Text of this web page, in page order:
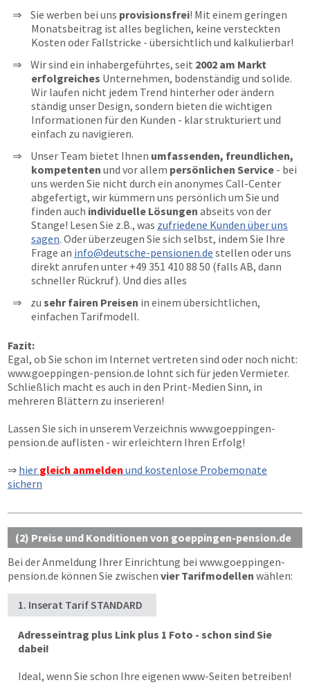
Sie werben bei uns provisionsfrei! Mit einem geringen
Monatsbeitrag ist alles beglichen, keine versteckten
Kosten oder Fallstricke - übersichtlich und kalkulierbar!
Wir sind ein inhabergeführtes, seit 2002 am Markt
erfolgreiches Unternehmen, bodenständig und solide.
Wir laufen nicht jedem Trend hinterher oder ändern
ständig unser Design, sondern bieten die wichtigen
Informationen für den Kunden - klar strukturiert und
einfach zu navigieren.
Unser Team bietet Ihnen umfassenden, freundlichen,
kompetenten und vor allem persönlichen Service - bei
uns werden Sie nicht durch ein anonymes Call-Center
abgefertigt, wir kümmern uns persönlich um Sie und
finden auch individuelle Lösungen abseits von der
Stange! Lesen Sie z.B., was zufriedene Kunden über uns
sagen. Oder überzeugen Sie sich selbst, indem Sie Ihre
Frage an info@deutsche-pensionen.de stellen oder uns
direkt anrufen unter +49 351 410 88 50 (falls AB, dann
schneller Rückruf). Und dies alles
zu sehr fairen Preisen in einem übersichtlichen,
einfachen Tarifmodell.
Fazit:
Egal, ob Sie schon im Internet vertreten sind oder noch nicht:
www.goeppingen-pension.de lohnt sich für jeden Vermieter.
Schließlich macht es auch in den Print-Medien Sinn, in
mehreren Blättern zu inserieren!
Lassen Sie sich in unserem Verzeichnis www.goeppingen-
pension.de auflisten - wir erleichtern Ihren Erfolg!
⇒ hier gleich anmelden und kostenlose Probemonate
sichern
(2) Preise und Konditionen von goeppingen-pension.de
Bei der Anmeldung Ihrer Einrichtung bei www.goeppingen-
pension.de können Sie zwischen vier Tarifmodellen wählen:
1. Inserat Tarif STANDARD
Adresseintrag plus Link plus 1 Foto - schon sind Sie
dabei!
Ideal, wenn Sie schon Ihre eigenen www-Seiten betreiben!